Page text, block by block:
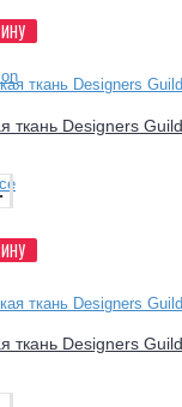
ткань Designers
ткань Designers